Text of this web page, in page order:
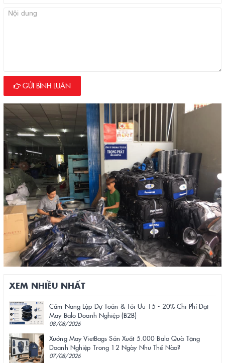
GỬI BÌNH LUẬN
XEM NHIỀU NHẤT
Cẩm Nang Lập Dự Toán & Tối Ưu 15 - 20% Chi Phí Đặt
May Balo Doanh Nghiệp (B2B)
08/08/2026
Xưởng May VietBags Sản Xuất 5.000 Balo Quà Tặng
Doanh Nghiệp Trong 12 Ngày Như Thế Nào?
07/08/2026